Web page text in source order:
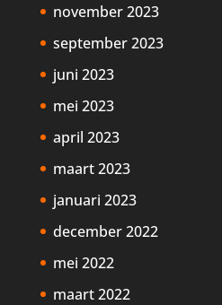
november 2023
september 2023
juni 2023
mei 2023
april 2023
maart 2023
januari 2023
december 2022
mei 2022
maart 2022